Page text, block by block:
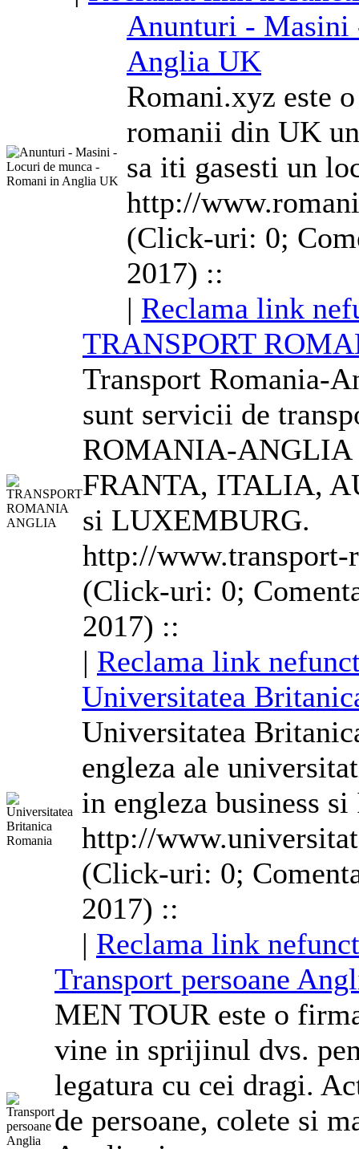
Anunturi - Masini
Anglia UK
Romani.xyz este
romanii din UK
sa iti gasesti un
http://
(Click-uri: 0;
2017) ::
| Reclama link
TRANSPORT
Transport Romania-
sunt servicii de
ROMANIA-ANGLIA
FRANTA, ITALIA,
si LUXEMBURG.
http://www.transport-
(Click-uri: 0;
2017) ::
| Reclama link
Universitatea
Universitatea
engleza ale
in engleza business si
http://
(Click-uri: 0;
2017) ::
| Reclama link
Transport persoane
MEN TOUR este o
vine in sprijinul dvs.
legatura cu cei dragi.
de persoane, colete si